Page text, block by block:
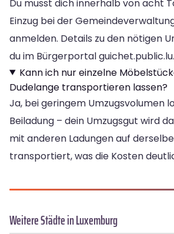
Du musst dich innerhalb von acht
Einzug bei der
anmelden. Details zu den nötigen
du im Bürgerportal guichet.public.lu.
Kann ich nur einzelne
Dudelange transportieren lassen?
Ja, bei geringem Umzugsvolumen
Beiladung – dein Umzugsgut wird
mit anderen Ladungen auf
transportiert, was die Kosten
Weitere Städte in Luxemburg